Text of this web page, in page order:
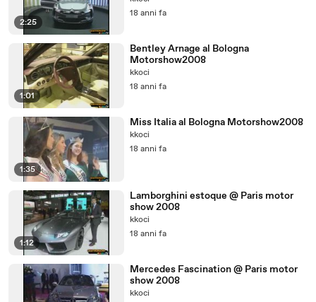
2:25
18 anni fa
1:01
Bentley Arnage al Bologna
Motorshow2008
kkoci
18 anni fa
1:35
Miss Italia al Bologna Motorshow2008
kkoci
18 anni fa
1:12
Lamborghini estoque @ Paris motor
show 2008
kkoci
18 anni fa
Mercedes Fascination @ Paris motor
show 2008
kkoci